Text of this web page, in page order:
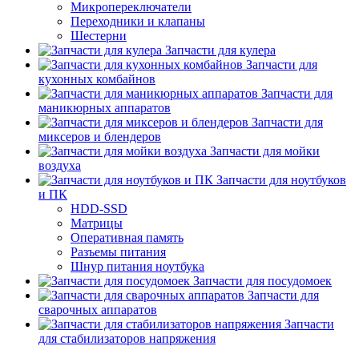
Микропереключатели
Переходники и клапаны
Шестерни
Запчасти для кулера
Запчасти для
кухонных комбайнов
Запчасти для
маникюрных аппаратов
Запчасти для
миксеров и блендеров
Запчасти для мойки
воздуха
Запчасти для ноутбуков
и ПК
HDD-SSD
Матрицы
Оперативная память
Разъемы питания
Шнур питания ноутбука
Запчасти для посудомоек
Запчасти для
сварочных аппаратов
Запчасти
для стабилизаторов напряжения